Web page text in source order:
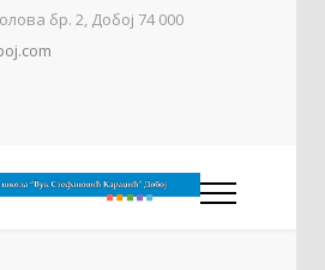
бр. 2, Добој 74 000